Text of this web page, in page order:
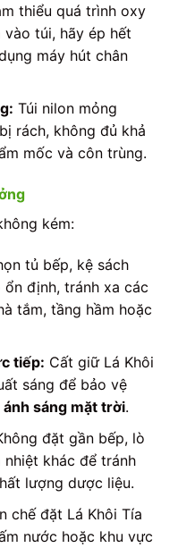
thiểu quá trình oxy
vào túi, hãy ép hết
máy hút chân
Túi nilon mỏng
rách, không đủ khả
mốc và côn trùng.
kém:
tủ bếp, kệ sách
định, tránh xa các
tắm, tầng hầm hoặc
tiếp: Cất giữ Lá Khôi
sáng để bảo vệ
ánh sáng mặt trời.
đặt gần bếp, lò
khác để tránh
lượng dược liệu.
chế đặt Lá Khôi Tía
nước hoặc khu vực